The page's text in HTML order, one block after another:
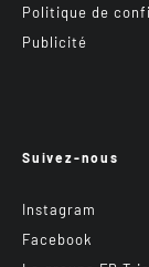
Politique de
Publicité
Suivez-nous
Instagram
Facebook